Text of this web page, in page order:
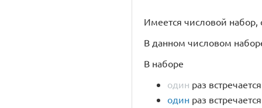
Имеется числовой набор,
В данном числовом
В наборе
один раз
один раз